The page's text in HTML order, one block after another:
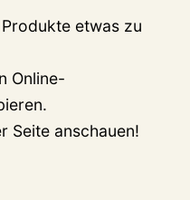
etwas zu
Online-
Seite anschauen!